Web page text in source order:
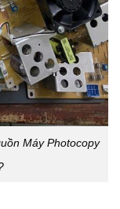
Máy Photocopy